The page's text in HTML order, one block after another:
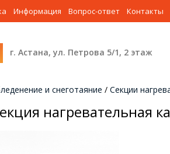
Информация Вопрос-ответ Контакты
г. Астана, ул. Петрова 5/1, 2 этаж
и снеготаяние / Секции
нагревательная